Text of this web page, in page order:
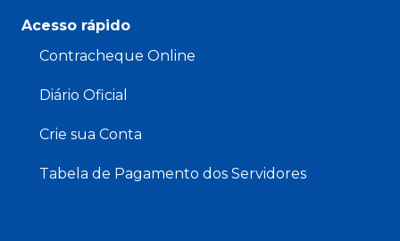
Acesso rápido
Contracheque Online
Diário Oficial
Crie sua Conta
Tabela de Pagamento dos Servidores